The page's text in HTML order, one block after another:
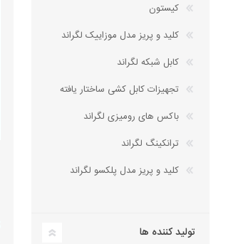
کیستون
کلید و پریز مدل موزاییک لگراند
کابل شبکه لگراند
تجهیزات کابل کشی ساختار یافته
باکس های رومیزی لگراند
ترانکینگ لگراند
کلید و پریز مدل پلکسو لگراند
تولید کننده ها